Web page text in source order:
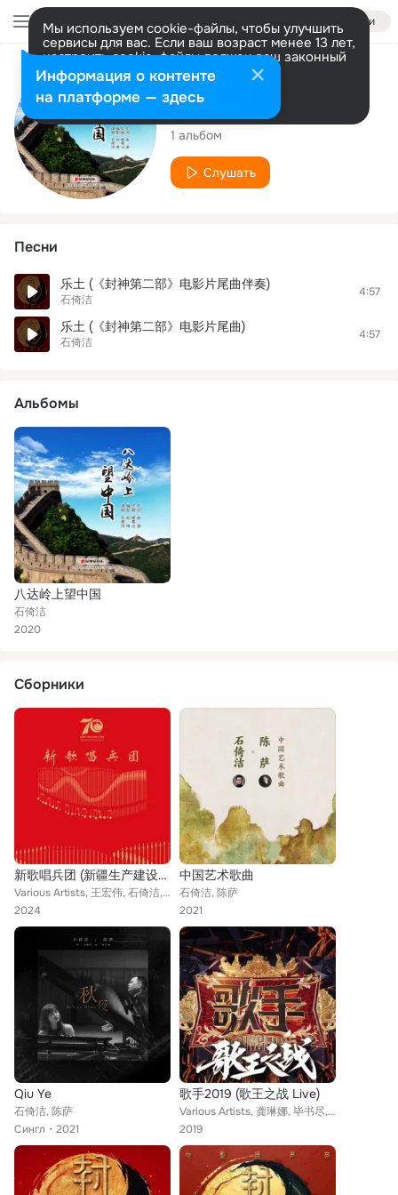
Войти
Мы используем cookie-файлы, чтобы улучшить
сервисы для вас. Если ваш возраст менее 13 лет,
настроить cookie-файлы должен ваш законный
представитель. Больше информации
Разрешить все Настроить
Исполнитель
石倚洁
1 альбом
Слушать
Песни
乐土 (《封神第二部》电影片尾曲伴奏)
石倚洁
4:57
乐土 (《封神第二部》电影片尾曲)
石倚洁
4:57
Альбомы
八达岭上望中国
石倚洁
2020
Сборники
新歌唱兵团 (新疆生产建设兵团成立70周年)
Various Artists, 王宏伟, 石倚洁, 吕继宏, 亚洲爱乐合唱团, 男声合唱, 李龙, 王庆爽, 朱朔燃, 夏恒, 曹芙嘉, 徐森, 汤非, 韩磊, 呂繼宏
2024
中国艺术歌曲
石倚洁, 陈萨
2021
Qiu Ye
石倚洁, 陈萨
Сингл
2021
歌手2019 (歌王之战 Live)
Various Artists, 龚琳娜, 毕书尽, 杨坤, 吴青峰, 齐豫, 声入人心男团, 胡夏, 王珮瑜, 王力宏, 蔡依林, 张杰, 钱正昊, 石倚洁
2019
Информация о контенте
на платформе — здесь